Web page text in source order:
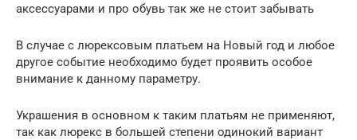
аксессуарами и про обувь так же не стоит забывать
В случае с люрексовым платьем на Новый год и любое
другое событие необходимо будет проявить особое
внимание к данному параметру.
Украшения в основном к таким платьям не применяют,
так как люрекс в большей степени одинокий вариант